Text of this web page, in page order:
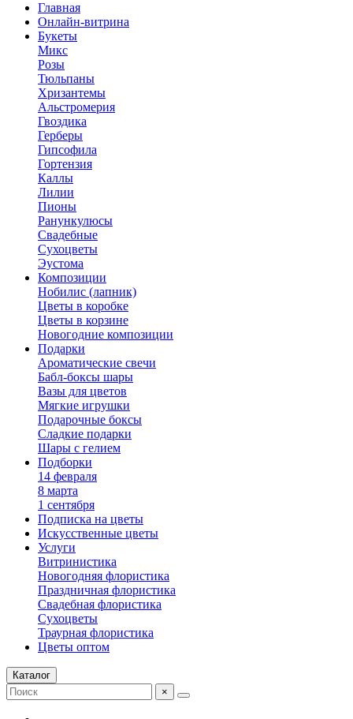
Главная
Онлайн-витрина
Букеты
Микс
Розы
Тюльпаны
Хризантемы
Альстромерия
Гвоздика
Герберы
Гипсофила
Гортензия
Каллы
Лилии
Пионы
Ранункулюсы
Свадебные
Сухоцветы
Эустома
Композиции
Нобилис (лапник)
Цветы в коробке
Цветы в корзине
Новогодние композиции
Подарки
Ароматические свечи
Бабл-боксы шары
Вазы для цветов
Мягкие игрушки
Подарочные боксы
Сладкие подарки
Шары с гелием
Подборки
14 февраля
8 марта
1 сентября
Подписка на цветы
Искусственные цветы
Услуги
Витринистика
Новогодняя флористика
Праздничная флористика
Свадебная флористика
Сухоцветы
Траурная флористика
Цветы оптом
Каталог
×